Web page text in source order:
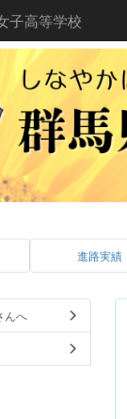
子高等学校
進路実績
んへ